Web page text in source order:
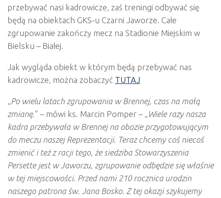
przebywać nasi kadrowicze, zaś treningi odbywać się
będą na obiektach GKS-u Czarni Jaworze. Całe
zgrupowanie zakończy mecz na Stadionie Miejskim w
Bielsku – Białej.
Jak wygląda obiekt w którym będą przebywać nas
kadrowicze, można zobaczyć TUTAJ
Po wielu latach zgrupowania w Brennej, czas na małą
zmianę.” – mówi ks. Marcin Pomper – „
Wiele razy nasza
kadra przebywała w Brennej na obozie przygotowującym
do meczu naszej Reprezentacji. Teraz chcemy coś niecoś
zmienić i też z racji tego, że siedziba Stowarzyszenia
Persette jest w Jaworzu, zgrupowanie odbędzie się właśnie
w tej miejscowości. Przed nami 210 rocznica urodzin
naszego patrona św. Jana Bosko. Z tej okazji szykujemy